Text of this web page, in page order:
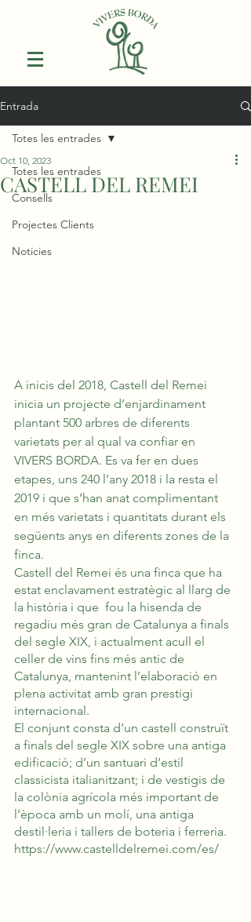
Entrada
Totes les entrades
Consells
Projectes Clients
Noticies
Totes les entrades
CASTELL DEL REMEI
Oct 10, 2023
A inicis del 2018, Castell del Remei
inicia un projecte d’enjardinament
plantant 500 arbres de diferents
varietats per al qual va confiar en
VIVERS BORDA. Es va fer en dues
etapes, uns 240 l’any 2018 i la resta el
2019 i que s’han anat complimentant
en més varietats i quantitats durant els
següents anys en diferents zones de la
finca.
Castell del Remei és una finca que ha
estat enclavament estratègic al llarg de
la història i que  fou la hisenda de
regadiu més gran de Catalunya a finals
del segle XIX, i actualment acull el
celler de vins fins més antic de
Catalunya, mantenint l’elaboració en
plena activitat amb gran prestigi
internacional.
El conjunt consta d’un castell construït
a finals del segle XIX sobre una antiga
edificació; d’un santuari d’estil
classicista italianitzant; i de vestigis de
la colònia agrícola més important de
l’època amb un molí, una antiga
destil·leria i tallers de boteria i ferreria.
https://www.castelldelremei.com/es/